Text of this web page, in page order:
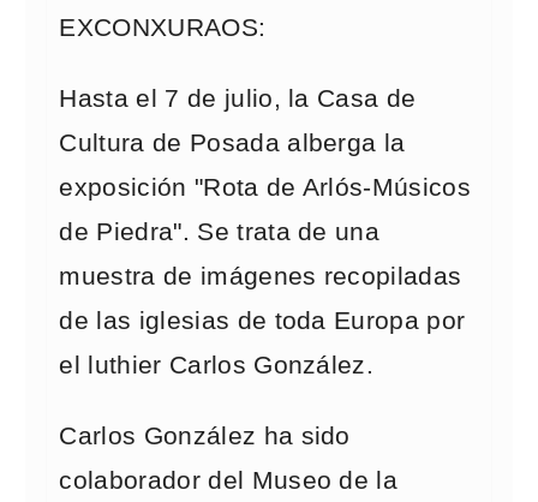
EXCONXURAOS:
Hasta el 7 de julio, la Casa de
Cultura de Posada alberga la
exposición "Rota de Arlós-Músicos
de Piedra". Se trata de una
muestra de imágenes recopiladas
de las iglesias de toda Europa por
el luthier Carlos González.
Carlos González ha sido
colaborador del Museo de la